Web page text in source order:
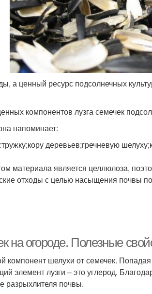
а ценный ресурс подсолнечных
компонентов лузга семечек
напоминает:
деревьев;гречневую
материала является целлюлоза,
отходы с целью насыщения почвы
на огороде. Полезные
компонент шелухи от семечек. Попадая
элемент лузги – это углерод.
разрыхлителя почвы.